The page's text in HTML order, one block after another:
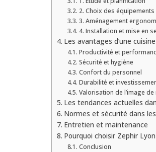
2. Choix des
3. Aménagement
4. Installation et mise en
Les avantages d’une
Productivité et
Sécurité et hygiène
Confort du personnel
Durabilité et
Valorisation de l’image
Les tendances actuelles
Normes et sécurité dans
Entretien et maintenance
Pourquoi choisir Zephir
Conclusion